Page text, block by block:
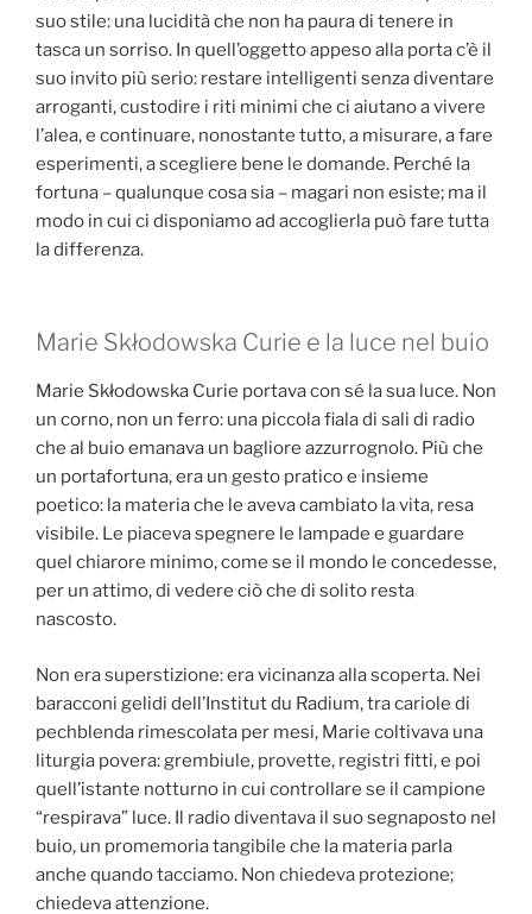
suo stile: una lucidità che non ha paura di tenere in
tasca un sorriso. In quell’oggetto appeso alla porta c’è il
suo invito più serio: restare intelligenti senza diventare
arroganti, custodire i riti minimi che ci aiutano a vivere
l’alea, e continuare, nonostante tutto, a misurare, a fare
esperimenti, a scegliere bene le domande. Perché la
fortuna – qualunque cosa sia – magari non esiste; ma il
modo in cui ci disponiamo ad accoglierla può fare tutta
la differenza.
Marie Skłodowska Curie e la luce nel buio
Marie Skłodowska Curie portava con sé la sua luce. Non
un corno, non un ferro: una piccola fiala di sali di radio
che al buio emanava un bagliore azzurrognolo. Più che
un portafortuna, era un gesto pratico e insieme
poetico: la materia che le aveva cambiato la vita, resa
visibile. Le piaceva spegnere le lampade e guardare
quel chiarore minimo, come se il mondo le concedesse,
per un attimo, di vedere ciò che di solito resta
nascosto.
Non era superstizione: era vicinanza alla scoperta. Nei
baracconi gelidi dell’Institut du Radium, tra cariole di
pechblenda rimescolata per mesi, Marie coltivava una
liturgia povera: grembiule, provette, registri fitti, e poi
quell’istante notturno in cui controllare se il campione
“respirava” luce. Il radio diventava il suo segnaposto nel
buio, un promemoria tangibile che la materia parla
anche quando tacciamo. Non chiedeva protezione;
chiedeva attenzione.